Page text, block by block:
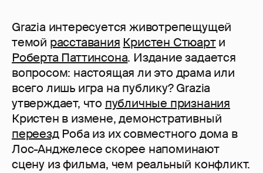
Grazia интересуется животрепещущей
темой расставания Кристен Стюарти
Роберта Паттинсона. Издание задается
вопросом: настоящая ли это драма или
всего лишь игра на публику? Grazia
утверждает, что публичные признания
Кристен в измене, демонстративный
переездРоба из их совместного дома в
Лос-Анджелесе скорее напоминают
сцену из фильма, чем реальный конфликт.